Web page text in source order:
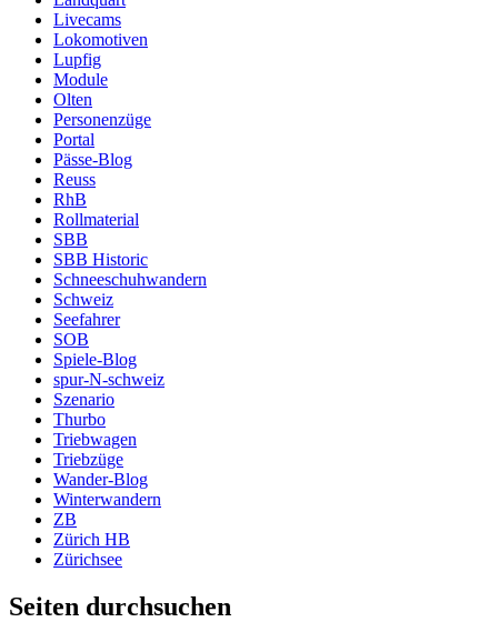
Livecams
Lokomotiven
Lupfig
Module
Olten
Personenzüge
Portal
Pässe-Blog
Reuss
RhB
Rollmaterial
SBB
SBB Historic
Schneeschuhwandern
Schweiz
Seefahrer
SOB
Spiele-Blog
spur-N-schweiz
Szenario
Thurbo
Triebwagen
Triebzüge
Wander-Blog
Winterwandern
ZB
Zürich HB
Zürichsee
Seiten durchsuchen